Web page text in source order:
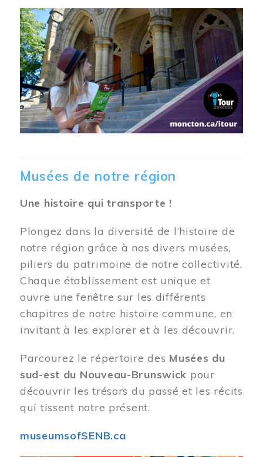
Musées de notre région
Une histoire qui transporte !
Plongez dans la diversité de l’histoire de
notre région grâce à nos divers musées,
piliers du patrimoine de notre collectivité.
Chaque établissement est unique et
ouvre une fenêtre sur les différents
chapitres de notre histoire commune, en
invitant à les explorer et à les découvrir.
Parcourez le répertoire des Musées du
sud-est du Nouveau-Brunswick pour
découvrir les trésors du passé et les récits
qui tissent notre présent.
museumsofSENB.ca